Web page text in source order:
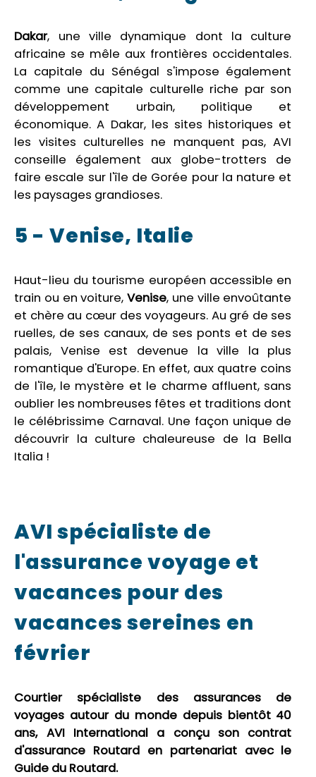
Dakar, une ville dynamique dont la culture
africaine se mêle aux frontières occidentales.
La capitale du Sénégal s'impose également
comme une capitale culturelle riche par son
développement urbain, politique et
économique. A Dakar, les sites historiques et
les visites culturelles ne manquent pas, AVI
conseille également aux globe-trotters de
faire escale sur l'île de Gorée pour la nature et
les paysages grandioses.
5 - Venise, Italie
Haut-lieu du tourisme européen accessible en
train ou en voiture,Venise, une ville envoûtante
et chère au cœur des voyageurs. Au gré de ses
ruelles, de ses canaux, de ses ponts et de ses
palais, Venise est devenue la ville la plus
romantique d'Europe. En effet, aux quatre coins
de l'île, le mystère et le charme affluent, sans
oublier les nombreuses fêtes et traditions dont
le célébrissime Carnaval. Une façon unique de
découvrir la culture chaleureuse de la Bella
Italia !
AVI spécialiste de
l'assurance voyage et
vacances pour des
vacances sereines en
février
Courtier spécialiste des assurances de
voyages autour du monde depuis bientôt 40
ans, AVI International a conçu son contrat
d'assurance Routard en partenariat avec le
Guide du Routard.